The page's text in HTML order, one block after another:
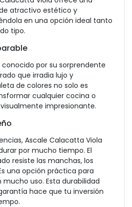
atractivo estético y
en una opción ideal tanto
tipo.
conocido por su sorprendente
que irradia lujo y
de colores no solo es
cualquier cocina o
impresionante.
Ascale Calacatta Viola
por mucho tiempo. El
resiste las manchas, los
una opción práctica para
uso. Esta durabilidad
hace que tu inversión